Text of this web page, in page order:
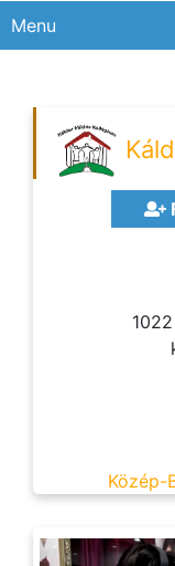
Menu
Közép-